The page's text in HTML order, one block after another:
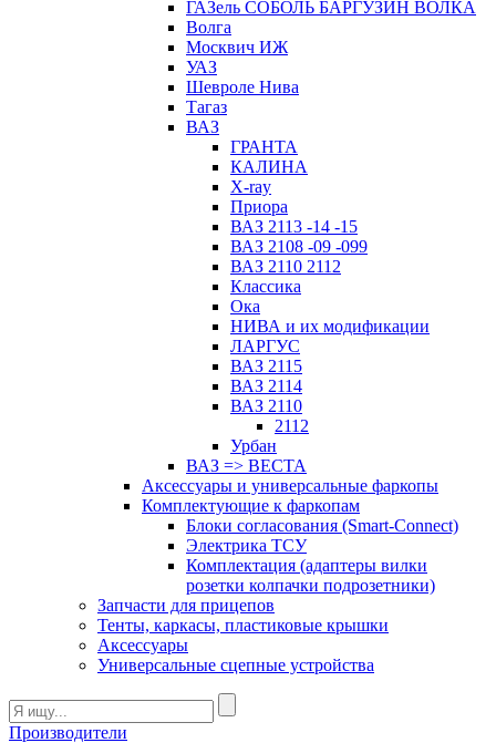
ГАЗель СОБОЛЬ БАРГУЗИН ВОЛКА
Волга
Москвич ИЖ
УАЗ
Шевроле Нива
Тагаз
ВАЗ
ГРАНТА
КАЛИНА
X-ray
Приора
ВАЗ 2113 -14 -15
ВАЗ 2108 -09 -099
ВАЗ 2110 2112
Классика
Ока
НИВА и их модификации
ЛАРГУС
ВАЗ 2115
ВАЗ 2114
ВАЗ 2110
2112
Урбан
ВАЗ => ВЕСТА
Аксессуары и универсальные фаркопы
Комплектующие к фаркопам
Блоки согласования (Smart-Connect)
Электрика ТСУ
Комплектация (адаптеры вилки
розетки колпачки подрозетники)
Запчасти для прицепов
Тенты, каркасы, пластиковые крышки
Аксессуары
Универсальные сцепные устройства
Производители